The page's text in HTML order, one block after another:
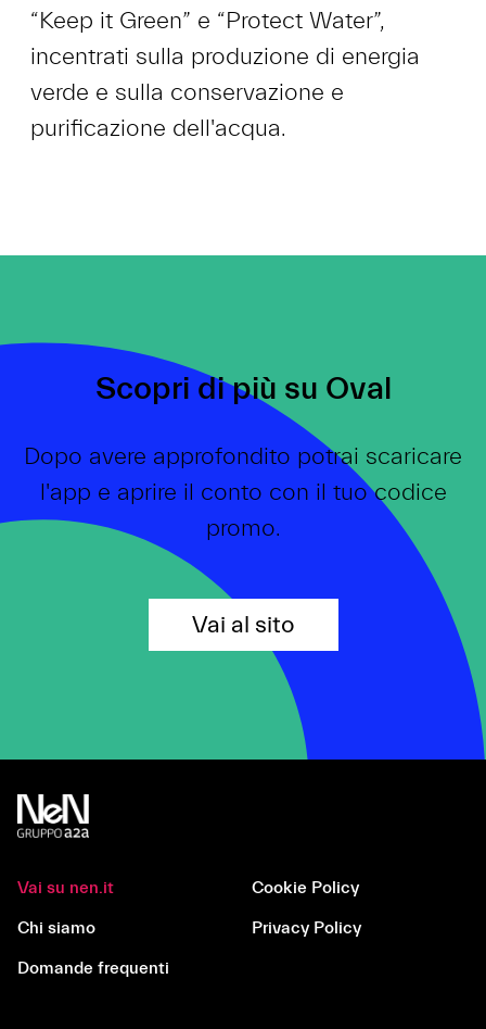
“Keep it Green” e “Protect Water”,
incentrati sulla produzione di energia
verde e sulla conservazione e
purificazione dell'acqua.
Scopri di più su Oval
Dopo avere approfondito potrai scaricare
l'app e aprire il conto con il tuo codice
promo.
Vai al sito
Vai su nen.it
Chi siamo
Domande frequenti
Cookie Policy
Privacy Policy